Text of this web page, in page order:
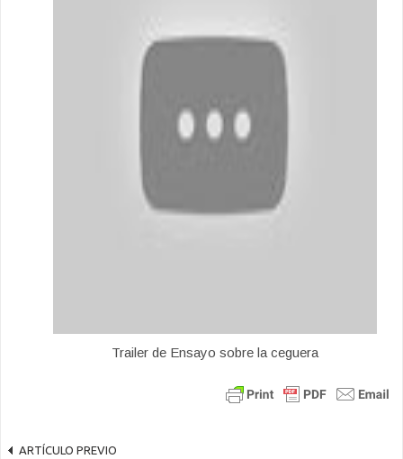
Trailer de Ensayo sobre la ceguera
ARTÍCULO PREVIO